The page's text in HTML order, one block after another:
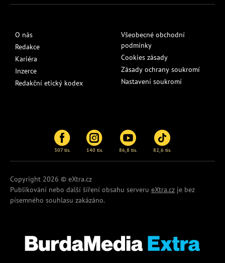
O nás
Redakce
Kariéra
Inzerce
Redakční etický kodex
Všeobecné obchodní
podmínky
Cookies zásady
Zásady ochrany soukromí
Nastavení soukromí
307 tis. 140 tis. 86,8 tis. 82,6 tis.
Copyright 2026 © eXtra.cz
Publikování nebo další šíření obsahu serveru eXtra.cz je bez
písemného souhlasu zakázáno.